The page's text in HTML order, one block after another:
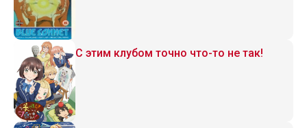
С этим клубом точно что-то не так!